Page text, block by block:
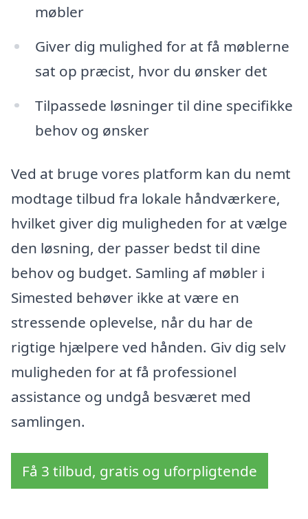
møbler
Giver dig mulighed for at få møblerne
sat op præcist, hvor du ønsker det
Tilpassede løsninger til dine specifikke
behov og ønsker
Ved at bruge vores platform kan du nemt
modtage tilbud fra lokale håndværkere,
hvilket giver dig muligheden for at vælge
den løsning, der passer bedst til dine
behov og budget. Samling af møbler i
Simested behøver ikke at være en
stressende oplevelse, når du har de
rigtige hjælpere ved hånden. Giv dig selv
muligheden for at få professionel
assistance og undgå besværet med
samlingen.
Få 3 tilbud, gratis og uforpligtende